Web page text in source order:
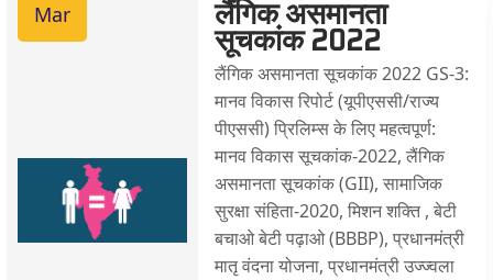
Mar
लैंगिक असमानता
सूचकांक 2022
लैंगिक असमानता सूचकांक 2022 GS-3:
मानव विकास रिपोर्ट (यूपीएससी/राज्य
पीएससी) प्रिलिम्स के लिए महत्वपूर्ण:
मानव विकास सूचकांक-2022, लैंगिक
असमानता सूचकांक (GII), सामाजिक
सुरक्षा संहिता-2020, मिशन शक्ति , बेटी
बचाओ बेटी पढ़ाओ (BBBP), प्रधानमंत्री
मातृ वंदना योजना, प्रधानमंत्री उज्ज्वला